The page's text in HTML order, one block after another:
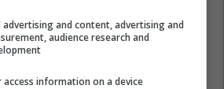
advertising and content, advertising and
audience research and
information on a device